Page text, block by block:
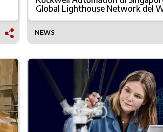
Global Lighthouse Network del
NEWS